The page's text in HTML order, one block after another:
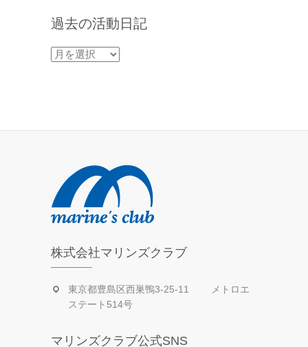
過去の活動日記
過
日
株式会社マリンズクラブ
東京都豊島区西巣鴨3-25-11 メトロエ
ステート514号
マリンズクラブ公式SNS